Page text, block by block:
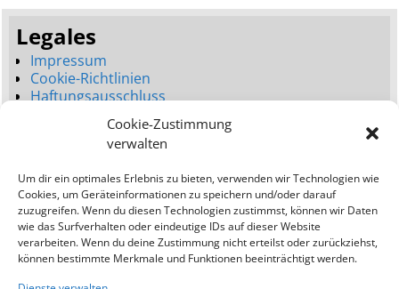
Cookie-Zustimmung
verwalten
Um dir ein optimales Erlebnis zu bieten, verwenden wir Technologien wie
Cookies, um Geräteinformationen zu speichern und/oder darauf
zuzugreifen. Wenn du diesen Technologien zustimmst, können wir Daten
wie das Surfverhalten oder eindeutige IDs auf dieser Website
verarbeiten. Wenn du deine Zustimmung nicht erteilst oder zurückziehst,
können bestimmte Merkmale und Funktionen beeinträchtigt werden.
Legales
Impressum
Cookie-Richtlinien
Haftungsausschluss
Datenschutzerklärung
Seitenbaum
Neues Webdesign (Launch)
Webdesign Umgestaltung (Relaunch)
Bessere Platzierungen (SEO)
Addresse:
Ostseewebagentur